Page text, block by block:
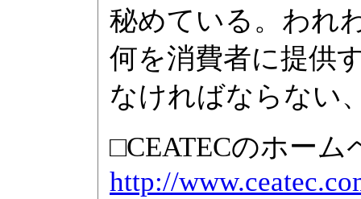
秘めている。われ
何を消費者に提供
なければならない
□CEATECのホーム
http://